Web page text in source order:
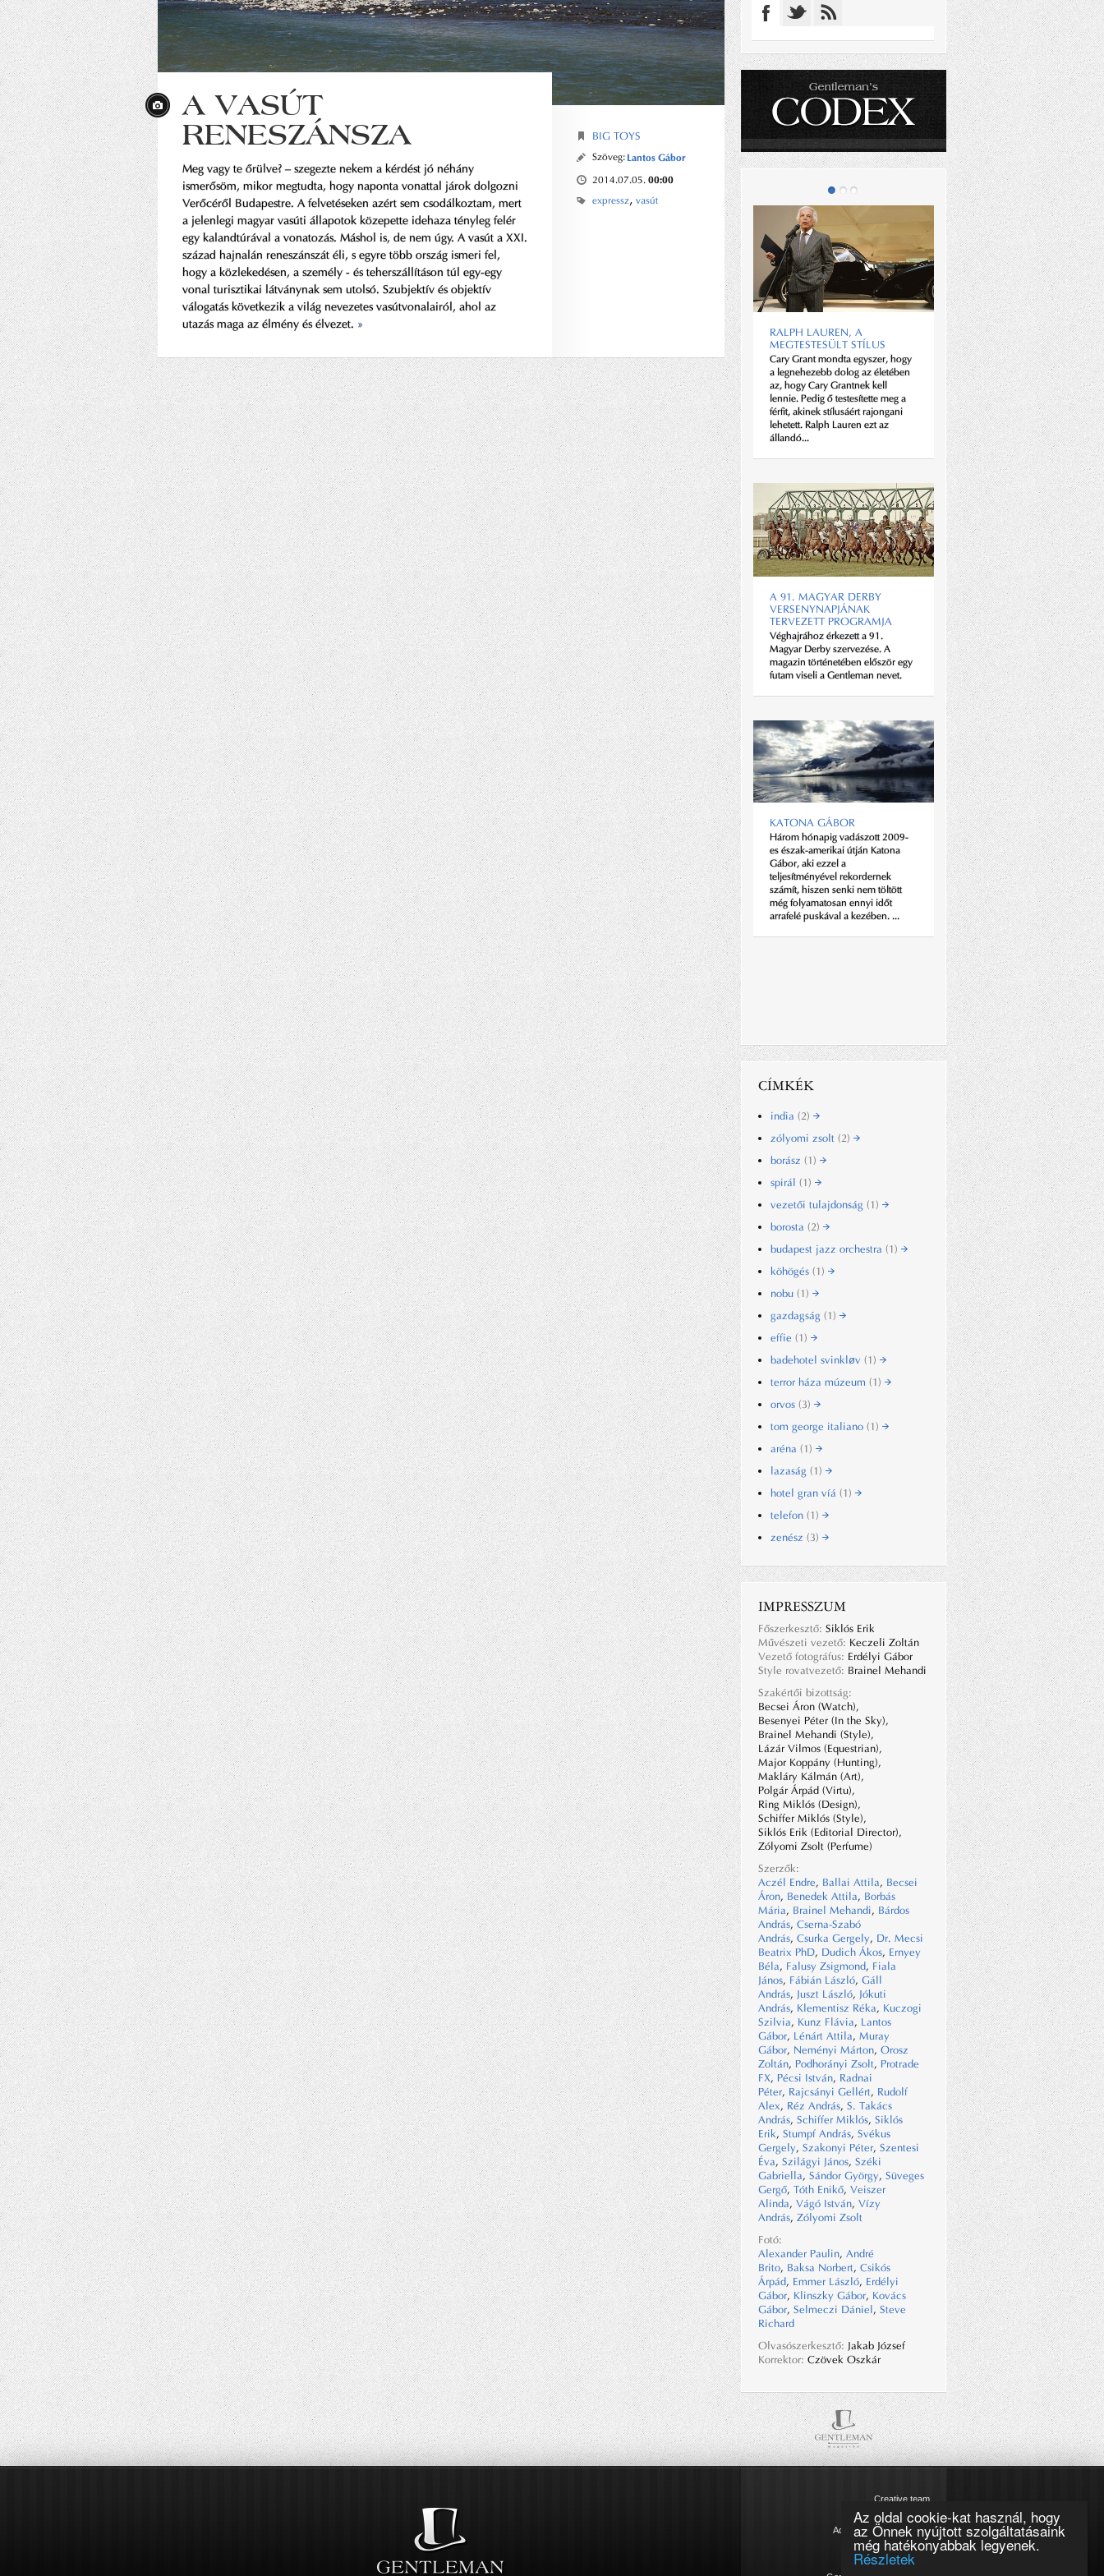
Az oldal cookie-kat használ, hogy
az Önnek nyújtott szolgáltatásaink
még hatékonyabbak legyenek.
Részletek
A VASÚT
RENESZÁNSZA
Meg vagy te őrülve? – szegezte nekem a kérdést jó néhány
ismerősöm, mikor megtudta, hogy naponta vonattal járok dolgozni
Verőcéről Budapestre. A felvetéseken azért sem csodálkoztam, mert
a jelenlegi magyar vasúti állapotok közepette idehaza tényleg felér
egy kalandtúrával a vonatozás. Máshol is, de nem úgy. A vasút a XXI.
század hajnalán reneszánszát éli, s egyre több ország ismeri fel,
hogy a közlekedésen, a személy - és teherszállításon túl egy-egy
vonal turisztikai látványnak sem utolsó. Szubjektív és objektív
válogatás következik a világ nevezetes vasútvonalairól, ahol az
utazás maga az élmény és élvezet. »
BIG TOYS
Szöveg: Lantos Gábor
2014.07.05. 00:00
expressz, vasút
RALPH LAUREN, A
MEGTESTESÜLT STÍLUS
Cary Grant mondta egyszer, hogy
a legnehezebb dolog az életében
az, hogy Cary Grantnek kell
lennie. Pedig ő testesítette meg a
férfit, akinek stílusáért rajongani
lehetett. Ralph Lauren ezt az
állandó...
A 91. MAGYAR DERBY
VERSENYNAPJÁNAK
TERVEZETT PROGRAMJA
Véghajrához érkezett a 91.
Magyar Derby szervezése. A
magazin történetében először egy
futam viseli a Gentleman nevet.
KATONA GÁBOR
Három hónapig vadászott 2009-
es észak-amerikai útján Katona
Gábor, aki ezzel a
teljesítményével rekordernek
számít, hiszen senki nem töltött
még folyamatosan ennyi időt
arrafelé puskával a kezében. ...
GUTEN MORGAN
Az egykor csúcstechnológiát
alkalmazó és piacvezető angol
autógyár ma is a kézi fa- és
alumínium megmunkálással,
kézzel varrott bőr belsővel,
kortalan designnal hódít. A
Morgan kiváló példa arra,...
VISSZA A TERMÉSZETBE,
AVAGY A VETIVER, A
NYUGALOM ESSZENCIÁJA
„Néma gyökér kiabálj, levelek
kiabáljatok éles hangon” (Radnóti
Miklós: Száll a tavasz)
LEGENDÁS MESTERMŰ
A világ legnagyobb utazó
produkciója óramű pontossággal
dolgozik minden helyszínen,
hogy tökéletes élményt tudjanak
nyújtani a...
CÍMKÉK
india (2)
zólyomi zsolt (2)
borász (1)
spirál (1)
vezetői tulajdonság (1)
borosta (2)
budapest jazz orchestra (1)
köhögés (1)
nobu (1)
gazdagság (1)
effie (1)
badehotel svinkløv (1)
terror háza múzeum (1)
orvos (3)
tom george italiano (1)
aréna (1)
lazaság (1)
hotel gran víá (1)
telefon (1)
zenész (3)
IMPRESSZUM
Főszerkesztő: Siklós Erik
Művészeti vezető: Keczeli Zoltán
Vezető fotográfus: Erdélyi Gábor
Style rovatvezető: Brainel Mehandi
Szakértői bizottság:
Becsei Áron (Watch),
Besenyei Péter (In the Sky),
Brainel Mehandi (Style),
Lázár Vilmos (Equestrian),
Major Koppány (Hunting),
Makláry Kálmán (Art),
Polgár Árpád (Virtu),
Ring Miklós (Design),
Schiffer Miklós (Style),
Siklós Erik (Editorial Director),
Zólyomi Zsolt (Perfume)
Szerzők:
Aczél Endre, Ballai Attila, Becsei
Áron, Benedek Attila, Borbás
Mária, Brainel Mehandi, Bárdos
András, Cserna-Szabó
András, Csurka Gergely, Dr. Mecsi
Beatrix PhD, Dudich Ákos, Ernyey
Béla, Falusy Zsigmond, Fiala
János, Fábián László, Gáll
András, Juszt László, Jókuti
András, Klementisz Réka, Kuczogi
Szilvia, Kunz Flávia, Lantos
Gábor, Lénárt Attila, Muray
Gábor, Neményi Márton, Orosz
Zoltán, Podhorányi Zsolt, Protrade
FX, Pécsi István, Radnai
Péter, Rajcsányi Gellért, Rudolf
Alex, Réz András, S. Takács
András, Schiffer Miklós, Siklós
Erik, Stumpf András, Svékus
Gergely, Szakonyi Péter, Szentesi
Éva, Szilágyi János, Széki
Gabriella, Sándor György, Süveges
Gergő, Tóth Enikő, Veiszer
Alinda, Vágó István, Vízy
András, Zólyomi Zsolt
Fotó:
Alexander Paulin, André
Brito, Baksa Norbert, Csikós
Árpád, Emmer László, Erdélyi
Gábor, Klinszky Gábor, Kovács
Gábor, Selmeczi Dániel , Steve
Richard
Olvasószerkesztő: Jakab József
Korrektor: Czövek Oszkár
Creative team
Impresszum
Adatkezelési tájékoztató
Cookie szabályzat
Magazinok